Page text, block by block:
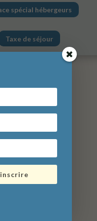
spécial hébergeurs
Taxe de séjour